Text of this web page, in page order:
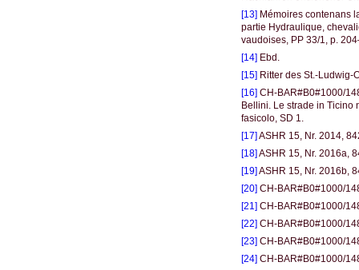
[13] Mémoires contenans
partie Hydraulique,
vaudoises, PP 33/1, p.
[14] Ebd.
[15] Ritter des St.-Ludwig-
[16] CH-BAR#B0#1000/
Bellini. Le strade in Ticino
fasicolo, SD 1.
[17] ASHR 15, Nr. 2014,
[18] ASHR 15, Nr. 2016a,
[19] ASHR 15, Nr. 2016b,
[20] CH-BAR#B0#1000/
[21] CH-BAR#B0#1000/
[22] CH-BAR#B0#1000/
[23] CH-BAR#B0#1000/
[24] CH-BAR#B0#1000/